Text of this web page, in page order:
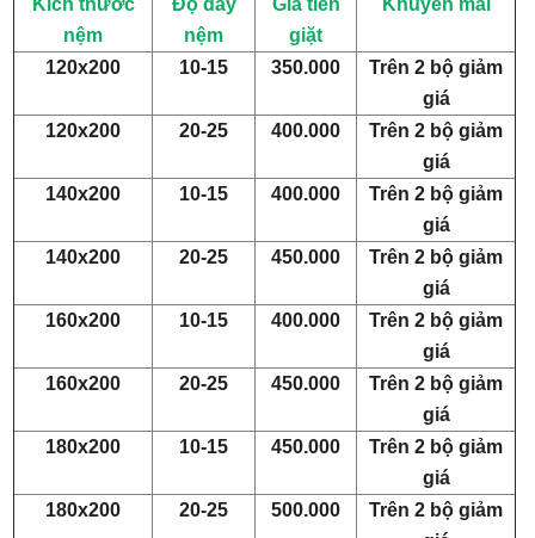
nệm
nệm
giặt
120x200 10-15 350.000
Trên 2 bộ giảm
giá
120x200
20-25 400.000
Trên 2 bộ giảm
giá
140x200
10-15 400.000
Trên 2 bộ giảm
giá
140x200
20-25 450.000
Trên 2 bộ giảm
giá
160x200
10-15 400.000
Trên 2 bộ giảm
giá
160x200
20-25 450.000
Trên 2 bộ giảm
giá
180x200
10-15 450.000
Trên 2 bộ giảm
giá
180x200
20-25 500.000
Trên 2 bộ giảm